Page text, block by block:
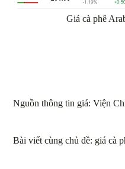
Giá cà phê
Nguồn thông tin giá: Viện
Bài viết cùng chủ đề: giá cà